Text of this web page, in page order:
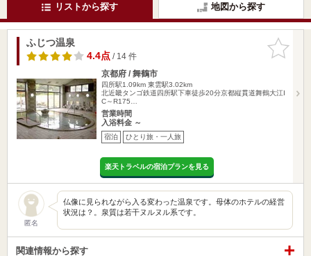
リストから探す 地図から探す
お気に入
りに追加
ふじつ温泉
4.4点/ 14 件
京都府 / 舞鶴市
四所駅1.09km 東雲駅3.02km
北近畿タンゴ鉄道四所駅下車徒歩20分京都縦貫道舞鶴大江I
C～R175…
営業時間
入浴料金 ～
宿泊 ひとり旅・一人旅
楽天トラベルの宿泊プランを見る
匿名
仏像に見られながら入る変わった温泉です。母体のホテルの経営
状況は？。泉質は若干ヌルヌル系です。
関連情報から探す